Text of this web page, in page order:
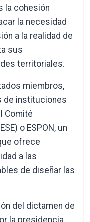
la cohesión
la necesidad
a la realidad de
sus
territoriales.
miembros,
de instituciones
Comité
o ESPON, un
ofrece
a las
de diseñar las
del dictamen de
la presidencia